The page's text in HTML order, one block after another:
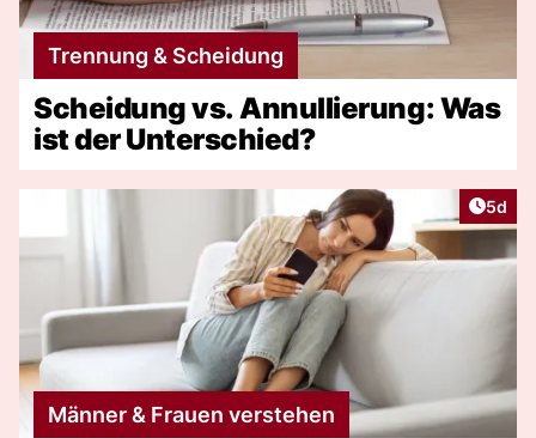
Trennung & Scheidung
Scheidung vs. Annullierung: Was
ist der Unterschied?
5d
Männer & Frauen verstehen